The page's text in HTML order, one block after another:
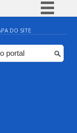
BR
Canais
DO SITE